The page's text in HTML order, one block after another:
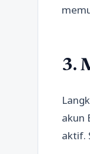
3.
akun
aktif.